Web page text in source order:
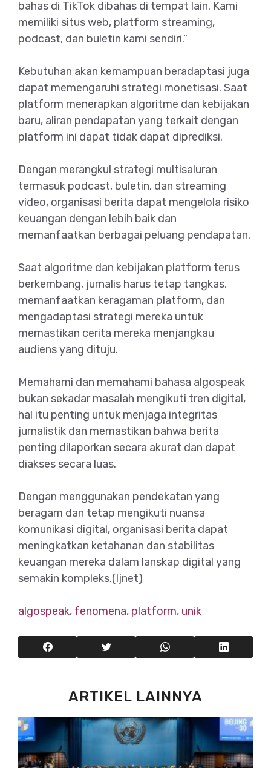
bahas di TikTok dibahas di tempat lain. Kami
memiliki situs web, platform streaming,
podcast, dan buletin kami sendiri.”
Kebutuhan akan kemampuan beradaptasi juga
dapat memengaruhi strategi monetisasi. Saat
platform menerapkan algoritme dan kebijakan
baru, aliran pendapatan yang terkait dengan
platform ini dapat tidak dapat diprediksi.
Dengan merangkul strategi multisaluran
termasuk podcast, buletin, dan streaming
video, organisasi berita dapat mengelola risiko
keuangan dengan lebih baik dan
memanfaatkan berbagai peluang pendapatan.
Saat algoritme dan kebijakan platform terus
berkembang, jurnalis harus tetap tangkas,
memanfaatkan keragaman platform, dan
mengadaptasi strategi mereka untuk
memastikan cerita mereka menjangkau
audiens yang dituju.
Memahami dan memahami bahasa algospeak
bukan sekadar masalah mengikuti tren digital,
hal itu penting untuk menjaga integritas
jurnalistik dan memastikan bahwa berita
penting dilaporkan secara akurat dan dapat
diakses secara luas.
Dengan menggunakan pendekatan yang
beragam dan tetap mengikuti nuansa
komunikasi digital, organisasi berita dapat
meningkatkan ketahanan dan stabilitas
keuangan mereka dalam lanskap digital yang
semakin kompleks.(Ijnet)
algospeak, fenomena, platform, unik
ARTIKEL LAINNYA